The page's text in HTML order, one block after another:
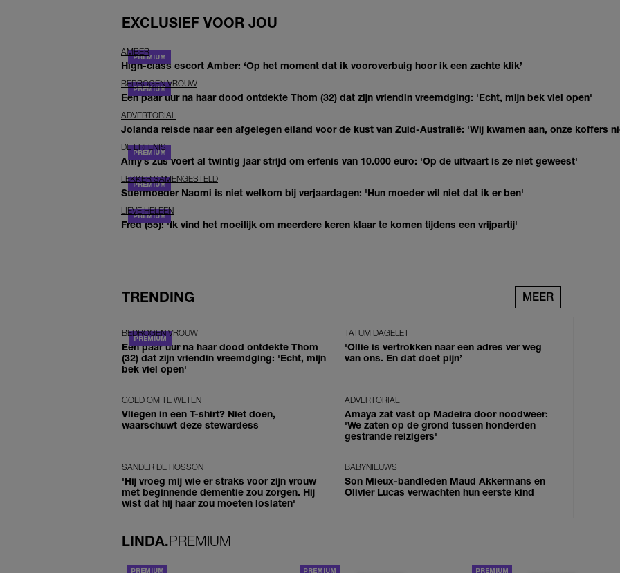
EXCLUSIEF VOOR JOU
AMBER
High-class escort Amber: ‘Op het moment dat ik vooroverbuig hoor ik een zachte klik’
BEDROGEN VROUW
Een paar uur na haar dood ontdekte Thom (32) dat zijn vriendin vreemdging: 'Echt, mijn bek viel open'
ADVERTORIAL
Jolanda reisde naar een afgelegen eiland voor de kust van Zuid-Australië: 'Wij kwamen aan, onze koffers
DE ERFENIS
Amy’s zus voert al twintig jaar strijd om erfenis van 10.000 euro: 'Op de uitvaart is ze niet geweest'
LEKKER SAMENGESTELD
Stiefmoeder Naomi is niet welkom bij verjaardagen: 'Hun moeder wil niet dat ik er ben'
LIEVE HELEEN
Fred (55): 'Ik vind het moeilijk om meerdere keren klaar te komen tijdens een vrijpartij'
TRENDING MEER
BEDROGEN VROUW
Een paar uur na haar dood ontdekte Thom
(32) dat zijn vriendin vreemdging: 'Echt, mijn
bek viel open'
TATUM DAGELET
'Ollie is vertrokken naar een adres ver weg
van ons. En dat doet pijn’
GOED OM TE WETEN
Vliegen in een T-shirt? Niet doen,
waarschuwt deze stewardess
ADVERTORIAL
Amaya zat vast op Madeira door noodweer:
'We zaten op de grond tussen honderden
gestrande reizigers'
SANDER DE HOSSON
'Hij vroeg mij wie er straks voor zijn vrouw
met beginnende dementie zou zorgen. Hij
wist dat hij haar zou moeten loslaten'
BABYNIEUWS
Son Mieux-bandleden Maud Akkermans en
Olivier Lucas verwachten hun eerste kind
LINDA.PREMIUM